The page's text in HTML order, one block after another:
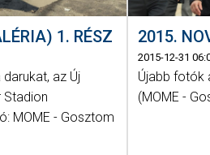
1. RÉSZ
az Új
Stadion
MOME - Gosztom
2015.
2015-12-31
Újabb fotók
(MOME -